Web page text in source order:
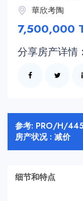
華欣考陶
7,500,000
分享房产详情 :
参考: PRO/H/445
房产状况 : 减价
细节和特点